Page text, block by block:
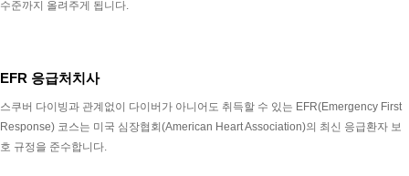
수준까지 올려주게 됩니다.
EFR 응급처치사
스쿠버 다이빙과 관계없이 다이버가 아니어도 취득할 수 있는 EFR(Emergency First
Response) 코스는 미국 심장협회(American Heart Association)의 최신 응급환자 보
호 규정을 준수합니다.